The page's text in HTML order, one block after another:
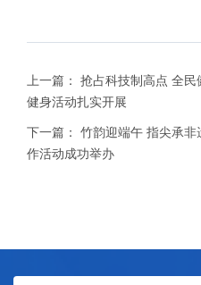
上一篇：
抢占科技制高点 全
健身活动扎实开展
下一篇：
竹韵迎端午 指尖承
作活动成功举办